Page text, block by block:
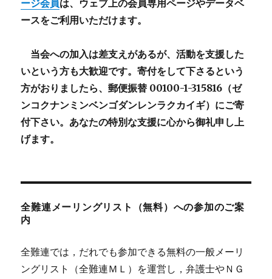
ージ会員は、ウェブ上の会員専用ページやデータベ
ースをご利用いただけます。
当会への加入は差支えがあるが、活動を支援した
いという方も大歓迎です。寄付をして下さるという
方がおりましたら、郵便振替 00100-1-315816（ゼ
ンコクナンミンベンゴダンレンラクカイギ）にご寄
付下さい。あなたの特別な支援に心から御礼申し上
げます。
全難連メーリングリスト（無料）への参加のご案
内
全難連では，だれでも参加できる無料の一般メーリ
ングリスト（全難連ＭＬ）を運営し，弁護士やＮＧ